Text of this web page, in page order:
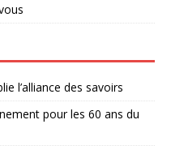
l’alliance des savoirs
pour les 60 ans du